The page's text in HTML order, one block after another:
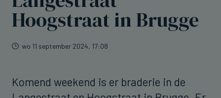
Hoogstraat in Brugge
wo 11 september 2024, 17:08
Komend weekend is er braderie in de